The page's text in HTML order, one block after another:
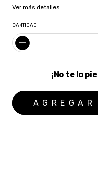
Ver más detalles
CANTIDAD
¡No te lo